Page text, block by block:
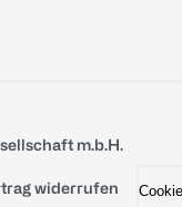
m.b.H.
widerrufen